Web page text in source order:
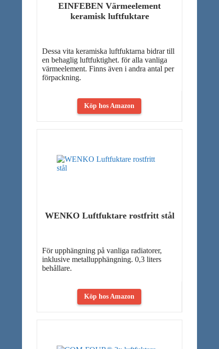
EINFEBEN Värmeelement
keramisk luftfuktare
Dessa vita keramiska luftfuktarna bidrar till
en behaglig luftfuktighet. för alla vanliga
värmeelement. Finns även i andra antal per
förpackning.
Köp hos Amazon
WENKO Luftfuktare rostfritt stål
För upphängning på vanliga radiatorer,
inklusive metallupphängning. 0,3 liters
behållare.
Köp hos Amazon